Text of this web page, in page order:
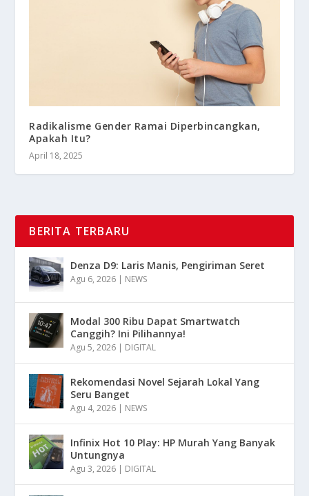
Radikalisme Gender Ramai Diperbincangkan,
Apakah Itu?
April 18, 2025
BERITA TERBARU
Denza D9: Laris Manis, Pengiriman Seret
Agu 6, 2026 | NEWS
Modal 300 Ribu Dapat Smartwatch
Canggih? Ini Pilihannya!
Agu 5, 2026 | DIGITAL
Rekomendasi Novel Sejarah Lokal Yang
Seru Banget
Agu 4, 2026 | NEWS
Infinix Hot 10 Play: HP Murah Yang Banyak
Untungnya
Agu 3, 2026 | DIGITAL